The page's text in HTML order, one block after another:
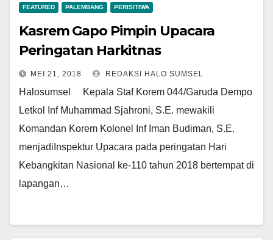
FEATURED PALEMBANG PERISITIWA
Kasrem Gapo Pimpin Upacara
Peringatan Harkitnas
MEI 21, 2018 REDAKSI HALO SUMSEL
Halosumsel Kepala Staf Korem 044/Garuda Dempo
Letkol Inf Muhammad Sjahroni, S.E. mewakili
Komandan Korem Kolonel Inf Iman Budiman, S.E.
menjadiInspektur Upacara pada peringatan Hari
Kebangkitan Nasional ke-110 tahun 2018 bertempat di
lapangan…